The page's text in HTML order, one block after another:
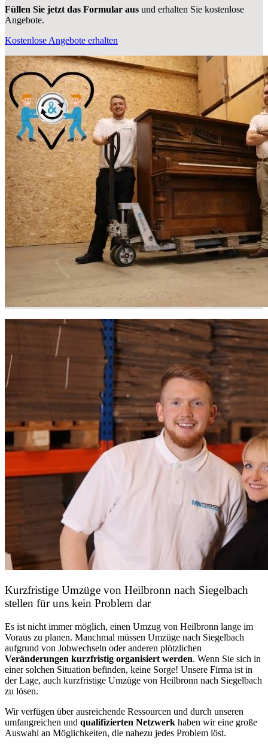
Füllen Sie jetzt das Formular aus und erhalten Sie kostenlose
Angebote.
Kostenlose Angebote erhalten
Kurzfristige Umzüge von Heilbronn nach Siegelbach
stellen für uns kein Problem dar
Es ist nicht immer möglich, einen Umzug von Heilbronn lange im
Voraus zu planen. Manchmal müssen Umzüge nach Siegelbach
aufgrund von Jobwechseln oder anderen plötzlichen
Veränderungen kurzfristig organisiert werden. Wenn Sie sich in
einer solchen Situation befinden, keine Sorge! Unsere Firma ist in
der Lage, auch kurzfristige Umzüge von Heilbronn nach Siegelbach
zu lösen.
Wir verfügen über ausreichende Ressourcen und durch unseren
umfangreichen und qualifizierten Netzwerk haben wir eine große
Auswahl an Möglichkeiten, die nahezu jedes Problem löst.